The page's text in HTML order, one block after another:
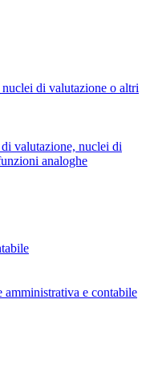
di valutazione o altri
valutazione, nuclei di
analoghe
e contabile